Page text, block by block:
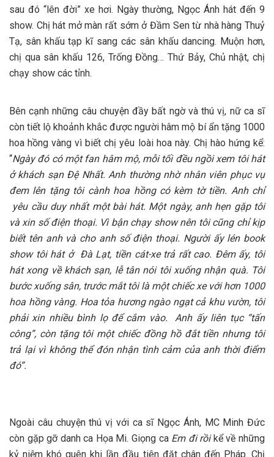
sau đó “lên đời” xe hơi. Ngày thường, Ngọc Ánh hát đến 9
show. Chị hát mở màn rất sớm ở Đầm Sen từ nhà hàng Thuỷ
Tạ, sân khấu tạp kĩ sang các sân khấu dancing. Muộn hơn,
chị qua sân khấu 126, Trống Đồng… Thứ Bảy, Chủ nhật, chị
chạy show các tỉnh.
Bên cạnh những câu chuyện đầy bất ngờ và thú vị, nữ ca sĩ
còn tiết lộ khoảnh khắc được người hâm mộ bí ẩn tặng 1000
hoa hồng vàng vì biết chị yêu loài hoa này. Chị hào hứng kể:
“Ngày đó có một fan hâm mộ, mỗi tối đều ngồi xem tôi hát
ở khách sạn Đệ Nhất. Anh thường nhờ nhân viên phục vụ
đem lên tặng tôi cành hoa hồng có kèm tờ tiền. Anh chỉ
yêu cầu duy nhất một bài hát. Một ngày, anh hẹn gặp tôi
và xin số điện thoại. Vì bận chạy show nên tôi cũng chỉ kịp
biết tên anh và cho anh số điện thoại. Người ấy lén book
show tôi hát ở Đà Lạt, tiền cát-xe trả rất cao. Đêm ấy, tôi
hát xong về khách sạn, lễ tân nói tôi xuống nhận quà. Tôi
bước xuống sân, trước mắt tôi là mộtchiếcxe với hơn 1000
hoa hồng vàng. Hoa tỏa hương ngào ngạt cả khu vườn, tôi
phải xin nhiều bình lọ để cắm vào. Anh ấy liên tục “tấn
công”, còn tặng tôi một chiếc đồng hồ đắt tiền nhưng tôi
trả lại vì không thể đón nhận tình cảm của anh thời điểm
đó”.
Ngoài câu chuyện thú vị với ca sĩ Ngọc Ánh, MC Minh Đức
còn gặp gỡ danh ca Họa Mi. Giọng ca Em đi rồikể về những
kỷ niệm khó quên khi lần đầu tiên đặt chân đến Pháp. Chị